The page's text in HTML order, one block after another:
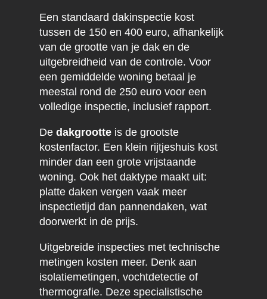
Een standaard dakinspectie kost
tussen de 150 en 400 euro, afhankelijk
van de grootte van je dak en de
uitgebreidheid van de controle. Voor
een gemiddelde woning betaal je
meestal rond de 250 euro voor een
volledige inspectie, inclusief rapport.
De dakgrootteis de grootste
kostenfactor. Een klein rijtjeshuis kost
minder dan een grote vrijstaande
woning. Ook het daktype maakt uit:
platte daken vergen vaak meer
inspectietijd dan pannendaken, wat
doorwerkt in de prijs.
Uitgebreide inspecties met technische
metingen kosten meer. Denk aan
isolatiemetingen, vochtdetectie of
thermografie. Deze specialistische